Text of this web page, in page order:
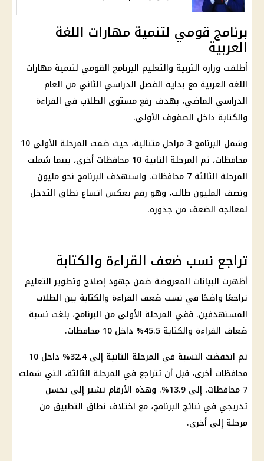
برنامج قومي لتنمية مهارات اللغة
العربية
أطلقت وزارة التربية والتعليم البرنامج القومي لتنمية مهارات
اللغة العربية مع بداية الفصل الدراسي الثاني من العام
الدراسي الماضي، بهدف رفع مستوى الطلاب في القراءة
والكتابة داخل الصفوف الأولى.
وشمل البرنامج 3 مراحل متتالية، حيث ضمت المرحلة الأولى 10
محافظات، ثم المرحلة الثانية 10 محافظات أخرى، بينما شملت
المرحلة الثالثة
7 محافظات. واستهدف البرنامج نحو مليون
ونصف المليون طالب، وهو رقم يعكس اتساع نطاق التدخل
لمعالجة الضعف من جذوره.
تراجع نسب ضعف القراءة والكتابة
أظهرت البيانات المعروضة ضمن جهود إصلاح وتطويرالتعليم
تراجعًا واضحًا في نسب ضعف القراءة والكتابة بين الطلاب
المستهدفين. ففي المرحلة الأولى من البرنامج، بلغت نسبة
ضعاف القراءة والكتابة 45.5% داخل 10 محافظات.
ثم انخفضت النسبة في المرحلة الثانية إلى 32.4% داخل 10
محافظات أخرى، قبل أن تتراجع في المرحلة الثالثة، التي شملت
7 محافظات، إلى 13.9%. وهذه الأرقام تشير إلى تحسن
تدريجي في نتائج البرنامج، مع اختلاف نطاق التطبيق من
مرحلة إلى أخرى.